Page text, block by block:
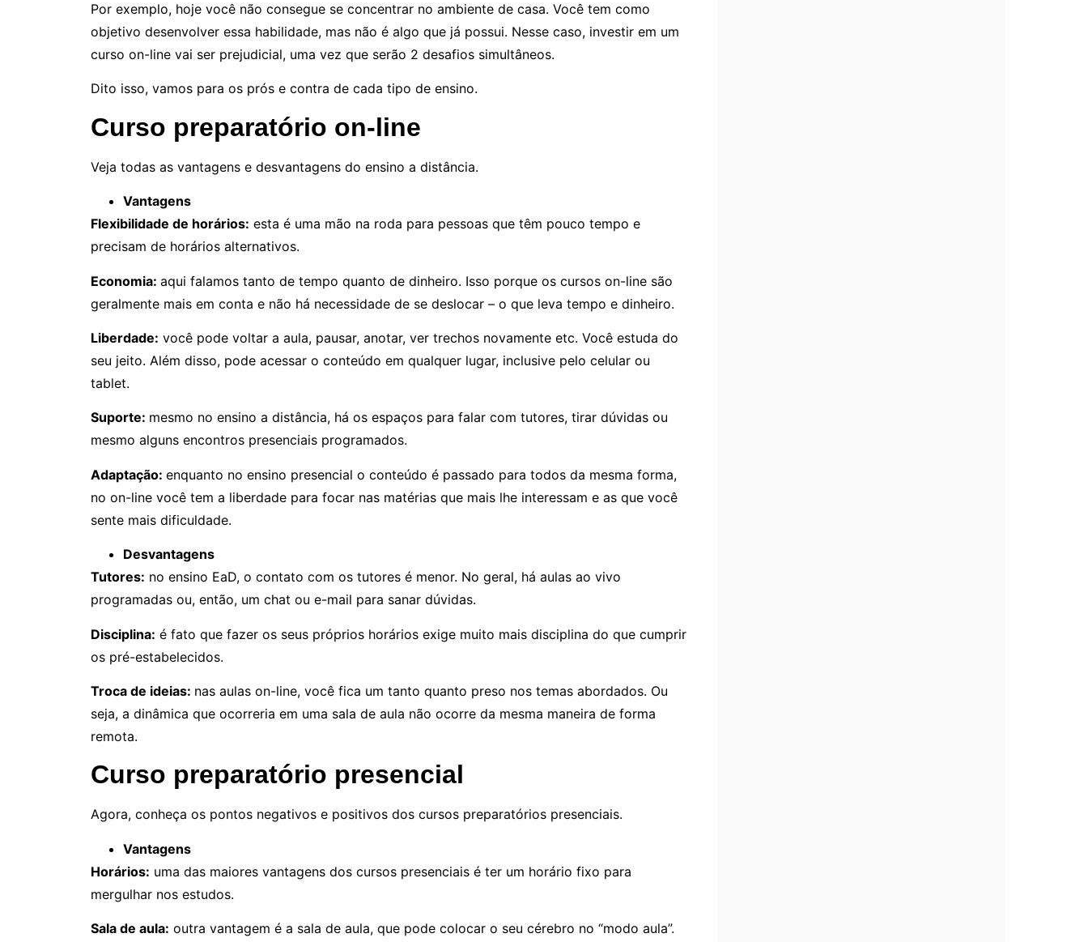
Por exemplo, hoje você não consegue se concentrar no ambiente de casa. Você tem como
objetivo desenvolver essa habilidade, mas não é algo que já possui. Nesse caso, investir em um
curso on-line vai ser prejudicial, uma vez que serão 2 desafios simultâneos.
Dito isso, vamos para os prós e contra de cada tipo de ensino.
Curso preparatório on-line
Veja todas as vantagens e desvantagens do ensino a distância.
Vantagens
Flexibilidade de horários: esta é uma mão na roda para pessoas que têm pouco tempo e
precisam de horários alternativos.
Economia: aqui falamos tanto de tempo quanto de dinheiro. Isso porque os cursos on-line são
geralmente mais em conta e não há necessidade de se deslocar – o que leva tempo e dinheiro.
Liberdade: você pode voltar a aula, pausar, anotar, ver trechos novamente etc. Você estuda do
seu jeito. Além disso, pode acessar o conteúdo em qualquer lugar, inclusive pelo celular ou
tablet.
Suporte: mesmo no ensino a distância, há os espaços para falar com tutores, tirar dúvidas ou
mesmo alguns encontros presenciais programados.
Adaptação: enquanto no ensino presencial o conteúdo é passado para todos da mesma forma,
no on-line você tem a liberdade para focar nas matérias que mais lhe interessam e as que você
sente mais dificuldade.
Desvantagens
Tutores: no ensino EaD, o contato com os tutores é menor. No geral, há aulas ao vivo
programadas ou, então, um chat ou e-mail para sanar dúvidas.
Disciplina: é fato que fazer os seus próprios horários exige muito mais disciplina do que cumprir
os pré-estabelecidos.
Troca de ideias: nas aulas on-line, você fica um tanto quanto preso nos temas abordados. Ou
seja, a dinâmica que ocorreria em uma sala de aula não ocorre da mesma maneira de forma
remota.
Curso preparatório presencial
Agora, conheça os pontos negativos e positivos dos cursos preparatórios presenciais.
Vantagens
Horários: uma das maiores vantagens dos cursos presenciais é ter um horário fixo para
mergulhar nos estudos.
Sala de aula: outra vantagem é a sala de aula, que pode colocar o seu cérebro no “modo aula”.